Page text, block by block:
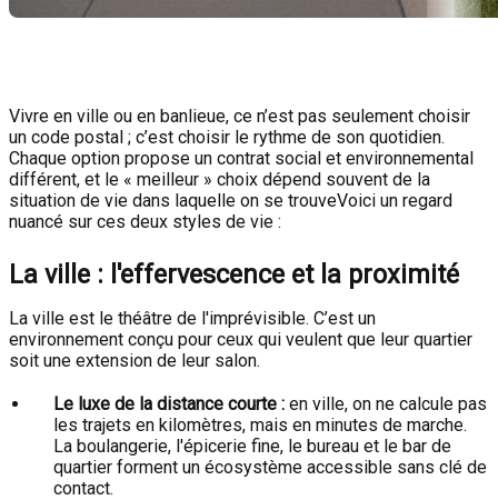
Vivre en ville ou en banlieue, ce n’est pas seulement choisir
un code postal ; c’est choisir le rythme de son quotidien.
Chaque option propose un contrat social et environnemental
différent, et le « meilleur » choix dépend souvent de la
situation de vie dans laquelle on se trouveVoici un regard
nuancé sur ces deux styles de vie :
La ville : l'effervescence et la proximité
La ville est le théâtre de l'imprévisible. C’est un
environnement conçu pour ceux qui veulent que leur quartier
soit une extension de leur salon.
Le luxe de la distance courte : en ville, on ne calcule pas
les trajets en kilomètres, mais en minutes de marche.
La boulangerie, l'épicerie fine, le bureau et le bar de
quartier forment un écosystème accessible sans clé de
contact.